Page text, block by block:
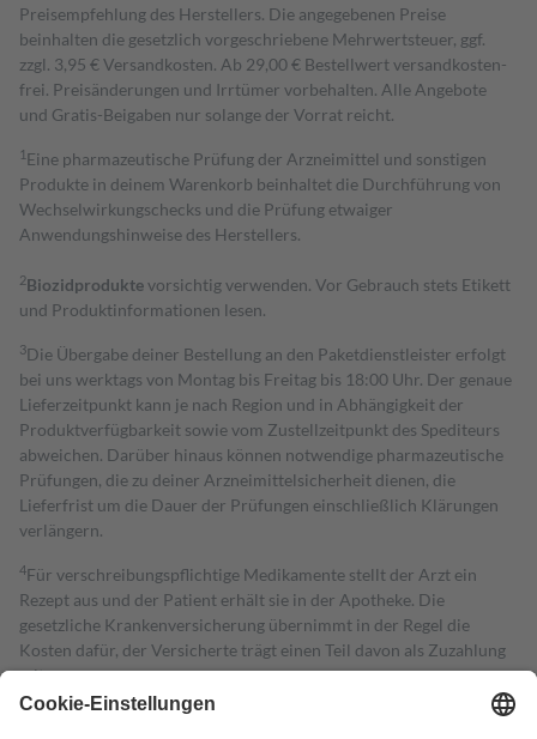
Preisempfehlung des Herstellers. Die angegebenen Preise
beinhalten die gesetzlich vorgeschriebene Mehrwertsteuer, ggf.
zzgl. 3,95 € Versandkosten. Ab 29,00 € Bestell­wert versand­kosten­
frei. Preisänderungen und Irrtümer vorbehalten. Alle Angebote
und Gratis-Beigaben nur solange der Vorrat reicht.
1 Eine pharmazeutische Prüfung der Arzneimittel und sonstigen
Produkte in deinem Warenkorb beinhaltet die Durchführung von
Wechselwirkungschecks und die Prüfung etwaiger
Anwendungshinweise des Herstellers.
2Biozidproduktevorsichtig verwenden. Vor Gebrauch stets Etikett
und Produktinformationen lesen.
3Die Übergabe deiner Bestellung an den Paketdienstleister erfolgt
bei uns werktags von Montag bis Freitag bis 18:00 Uhr. Der genaue
Lieferzeitpunkt kann je nach Region und in Abhängigkeit der
Produktverfügbarkeit sowie vom Zustellzeitpunkt des Spediteurs
abweichen. Darüber hinaus können notwendige pharmazeutische
Prüfungen, die zu deiner Arzneimittelsicherheit dienen, die
Lieferfrist um die Dauer der Prüfungen einschließlich Klärungen
verlängern.
4Für verschreibungspflichtige Medikamente stellt der Arzt ein
Rezept aus und der Patient erhält sie in der Apotheke. Die
gesetzliche Krankenversicherung übernimmt in der Regel die
Kosten dafür, der Versicherte trägt einen Teil davon als Zuzahlung
mit.
Grundsätzlich leisten Mitglieder Zuzahlungen in Höhe von zehn